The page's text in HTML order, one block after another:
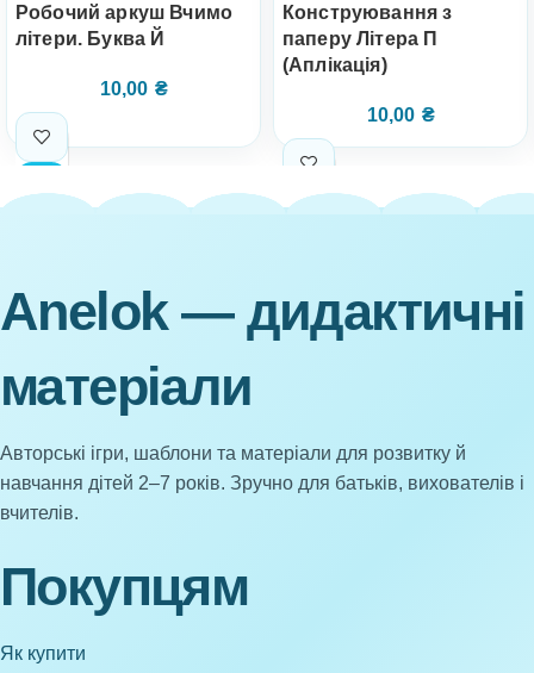
Робочий аркуш Вчимо
літери. Буква Й
10,00 ₴
Конструювання з
паперу Літера П
(Аплікація)
10,00 ₴
Anelok — дидактичні
матеріали
Авторські ігри, шаблони та матеріали для розвитку й
навчання дітей 2–7 років. Зручно для батьків, вихователів і
вчителів.
Покупцям
Як купити